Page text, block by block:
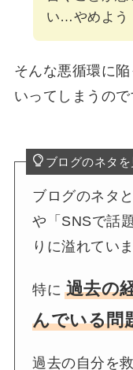
い…やめよう
そんな悪循環に
いってしまうので
ブログのネタ
ブログのネタ
や「SNSで話
りに溢れていま
特に 過去の
んでいる問
過去の自分を